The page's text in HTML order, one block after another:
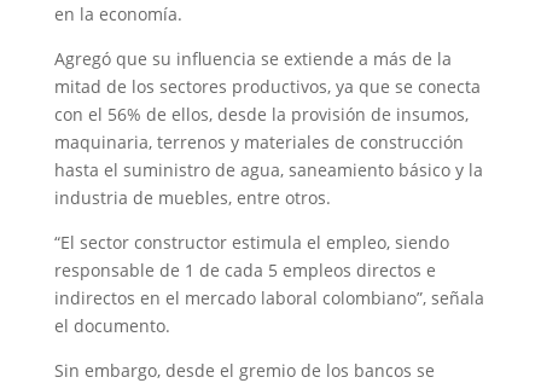
en la economía.
Agregó que su influencia se extiende a más de la
mitad de los sectores productivos, ya que se conecta
con el 56% de ellos, desde la provisión de insumos,
maquinaria, terrenos y materiales de construcción
hasta el suministro de agua, saneamiento básico y la
industria de muebles, entre otros.
“El sector constructor estimula el empleo, siendo
responsable de 1 de cada 5 empleos directos e
indirectos en el mercado laboral colombiano”, señala
el documento.
Sin embargo, desde el gremio de los bancos se